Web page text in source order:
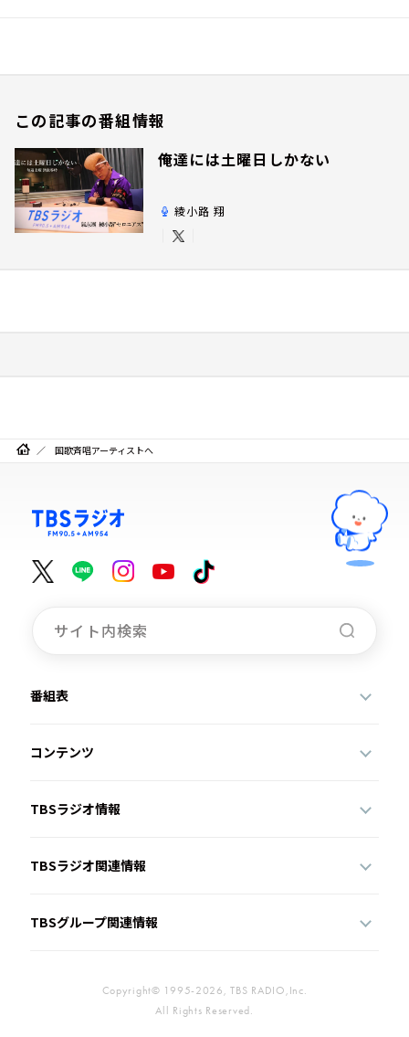
この記事の番組情報
俺達には土曜日しかない
綾小路 翔
国歌斉唱アーティストへ
番組表
コンテンツ
TBSラジオ情報
TBSラジオ関連情報
TBSグループ関連情報
Copyright© 1995-2026, TBS RADIO,Inc.
All Rights Reserved.